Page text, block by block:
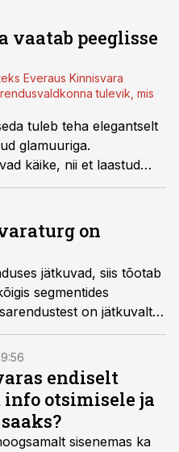
vaatab peeglisse
Everaus Kinnisvara
tulevik, mis
tuleb teha elegantselt
glamuuriga.
käike, nii et laastud
käib asja juurde.
näide. Samas siit
vastuvaatav reljeefne
on
jätkuvad, siis tõotab
segmentides
on jätkuvalt
aeglaselt, kirjutab
Julia Linde.
endiselt
otsimisele ja
sisenemas ka